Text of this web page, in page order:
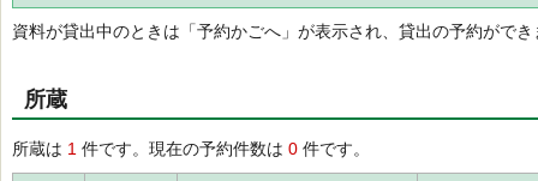
資料が貸出中のときは「予約かごへ」が表示され、貸出の予約ができ
所蔵
所蔵は 1 件です。現在の予約件数は 0 件です。